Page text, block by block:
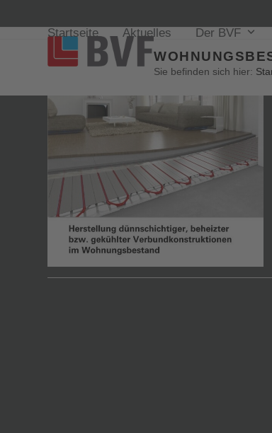
Startseite Aktuelles Der BVF
Sie befinden sich hier: